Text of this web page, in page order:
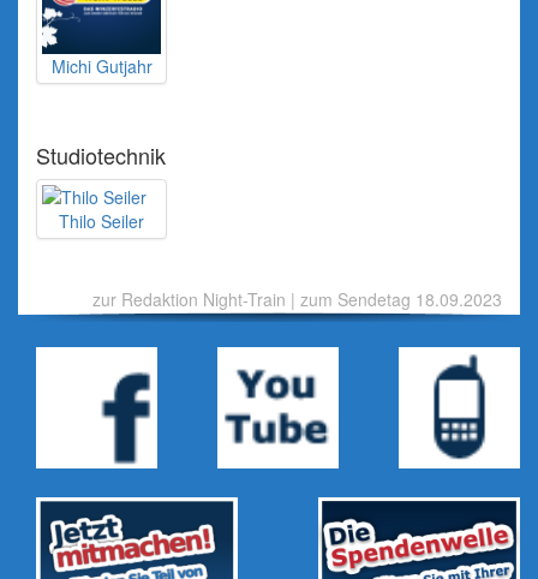
Michi Gutjahr
Studiotechnik
Thilo Seiler
zur Redaktion Night-Train | zum Sendetag 18.09.2023